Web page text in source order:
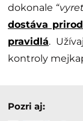
dokonale
dostáva
pravidlá.
kontroly
Pozri aj: